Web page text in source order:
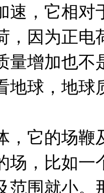
速，它相对
，因为正电
量增加也不
地球，地球
，它的场
场，比如
范围就小。